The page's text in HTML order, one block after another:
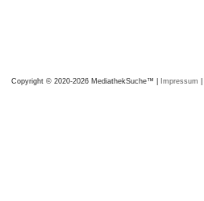
Copyright © 2020-2026 MediathekSuche™ | Impressum |